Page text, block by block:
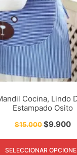
Cocina, Lindo
Estampado Osito
$15.000$9.900
SELECCIONAR